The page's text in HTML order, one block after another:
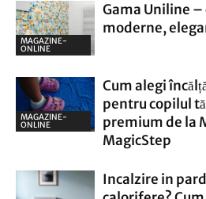
MAGAZINE-
ONLINE
Gama Uniline
moderne,
MAGAZINE-
ONLINE
Cum alegi
pentru copilul
premium de la
MagicStep
Incalzire in